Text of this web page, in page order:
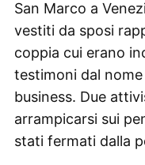
San Marco a
vestiti da sposi
coppia cui erano
testimoni dal
business. Due
arrampicarsi sui
stati fermati dalla